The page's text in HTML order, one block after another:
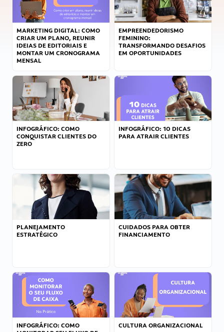
MARKETING DIGITAL: COMO
CRIAR UM PLANO, REUNIR
IDEIAS DE EDITORIAIS E
MONTAR UM CRONOGRAMA
MENSAL
EMPREENDEDORISMO
FEMININO:
TRANSFORMANDO DESAFIOS
EM OPORTUNIDADES
INFOGRÁFICO: COMO
CONQUISTAR CLIENTES DO
ZERO
INFOGRÁFICO: 10 DICAS
PARA ATRAIR CLIENTES
PLANEJAMENTO
ESTRATÉGICO
CUIDADOS PARA OBTER
FINANCIAMENTO
INFOGRÁFICO: COMO
CULTURA ORGANIZACIONAL